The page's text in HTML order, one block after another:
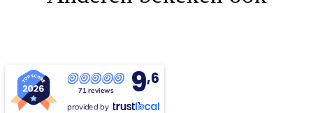
71 reviews 9,6
provided by